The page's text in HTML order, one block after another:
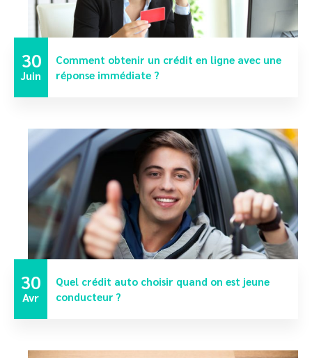
30
Juin
Comment obtenir un crédit en ligne avec une
réponse immédiate ?
30
Avr
Quel crédit auto choisir quand on est jeune
conducteur ?